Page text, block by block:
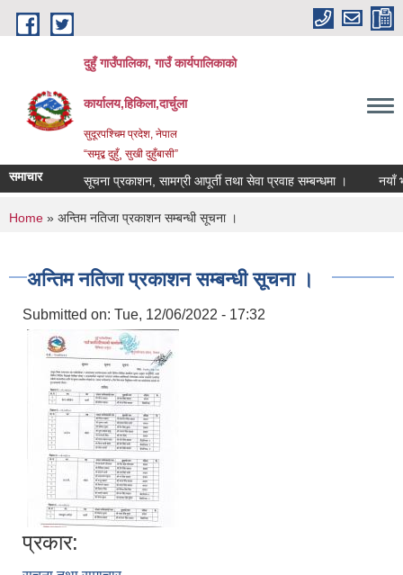
Skip to main content
दुहुँ गाउँपालिका, गाउँ कार्यपालिकाको
कार्यालय,हिकिला,दार्चुला
सुदूरपश्चिम प्रदेश, नेपाल
“समृद्ब दुहुँ¸ सुखी दुहुँबासी”
समाचार सूचना प्रकाशन, सामग्री आपूर्ती तथा सेवा प्रवाह सम्बन्धमा । नयाँ
You are here
Home » अन्तिम नतिजा प्रकाशन सम्बन्धी सूचना ।
अन्तिम नतिजा प्रकाशन सम्बन्धी सूचना ।
Submitted on: Tue, 12/06/2022 - 17:32
प्रकार: